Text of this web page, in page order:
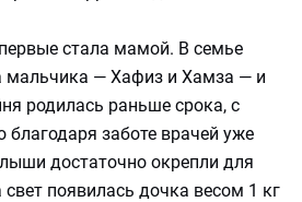
стала мамой. В семье
мальчика — Хафиз и Хамза — и
родилась раньше срока, с
заботе врачей уже
достаточно окрепли для
появилась дочка весом 1 кг